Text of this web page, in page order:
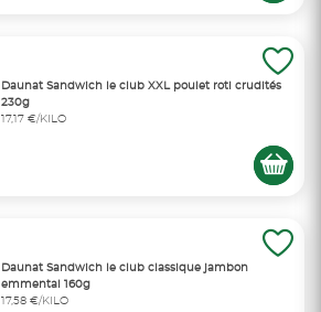
Daunat Sandwich le club XXL poulet roti crudités
230g
17,17 €/KILO
Daunat Sandwich le club classique jambon
emmental 160g
17,58 €/KILO